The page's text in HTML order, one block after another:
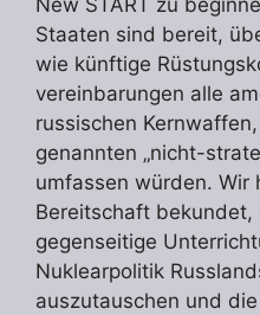
New START zu
Staaten sind bereit,
wie künftige
vereinbarungen alle
russischen
genannten „nicht-
umfassen würden. Wir
Bereitschaft bekundet,
gegenseitige
Nuklearpolitik
auszutauschen und